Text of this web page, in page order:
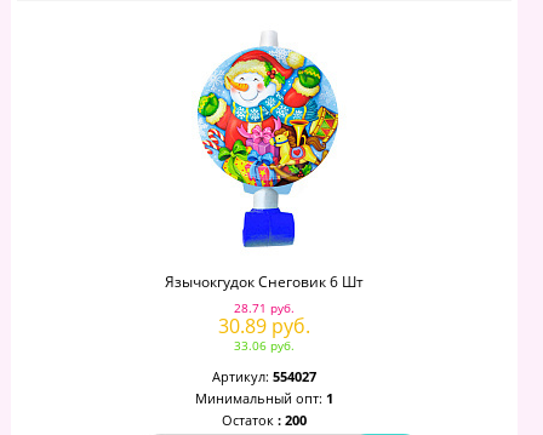
Язычокгудок Снеговик 6 Шт
28.71 руб.
30.89 руб.
33.06 руб.
Артикул: 554027
Минимальный опт: 1
Остаток : 200